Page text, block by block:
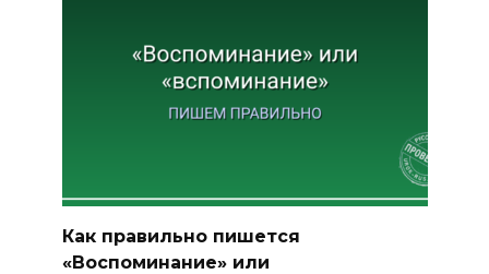
Как правильно пишется
«Воспоминание» или